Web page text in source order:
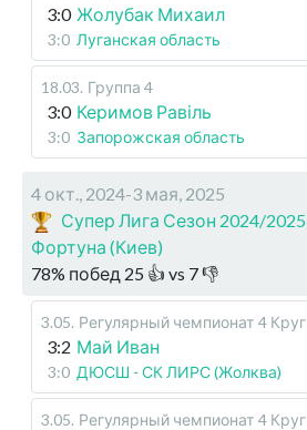
3:0 Жолубак Михаил
3:0 Луганская область
18.03. Группа 4
3:0 Керимов Равіль
3:0 Запорожская область
4 окт., 2024-3 мая, 2025
Супер Лига Сезон 2024/2025
Фортуна (Киев)
78% побед 25 👍 vs 7👎
3.05. Регулярный чемпионат 4 Круг
3:2 Май Иван
3:0 ДЮСШ - СК ЛИРС (Жолква)
3.05. Регулярный чемпионат 4 Круг